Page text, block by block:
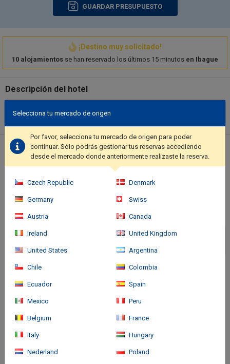
GUARDAR PRESUPUESTO
¡Destino muy solicitado!
10 alojamientos se han reservado los últimos 15 minutos en Ibague
Descripción del hotel
areas include Wi-Fi internet connection. Visitors will appreciate
the 24-hour reception. Lusitania has wheelchair-accessible
common areas. Travellers arriving by car will appreciate parking
available at Lusitania. There is an airport transfer service for
guests' convenience. Corporate travellers will appreciate the
business facilities available at this property ideal to host any kind
of event. Clients will energize their day with delectable dishes
Ubicación del hotel
Selecciona tu mercado de origen
Por favor, selecciona tu mercado de origen para poder
continuar. Sólo podrás gestionar tus reservas accediendo
desde el mercado donde anteriormente realizaste la reserva.
Czech Republic Denmark
Germany Swiss
Austria Canada
Ireland United Kingdom
United States Argentina
Chile Colombia
Ecuador Spain
Mexico Peru
Belgium France
Italy Hungary
Nederland Poland